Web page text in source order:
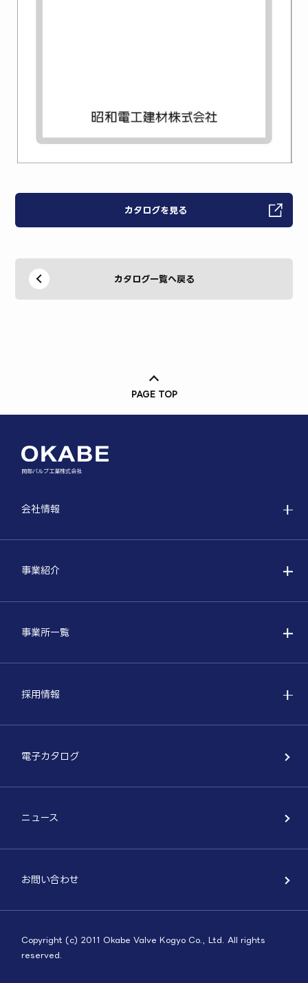
カタログを見る
カタログ一覧へ戻る
PAGE TOP
岡部バルブ工業株式会社
会社情報
事業紹介
事業所一覧
採用情報
電子カタログ
ニュース
お問い合わせ
Copyright (c) 2011 Okabe Valve Kogyo Co., Ltd. All rights
reserved.